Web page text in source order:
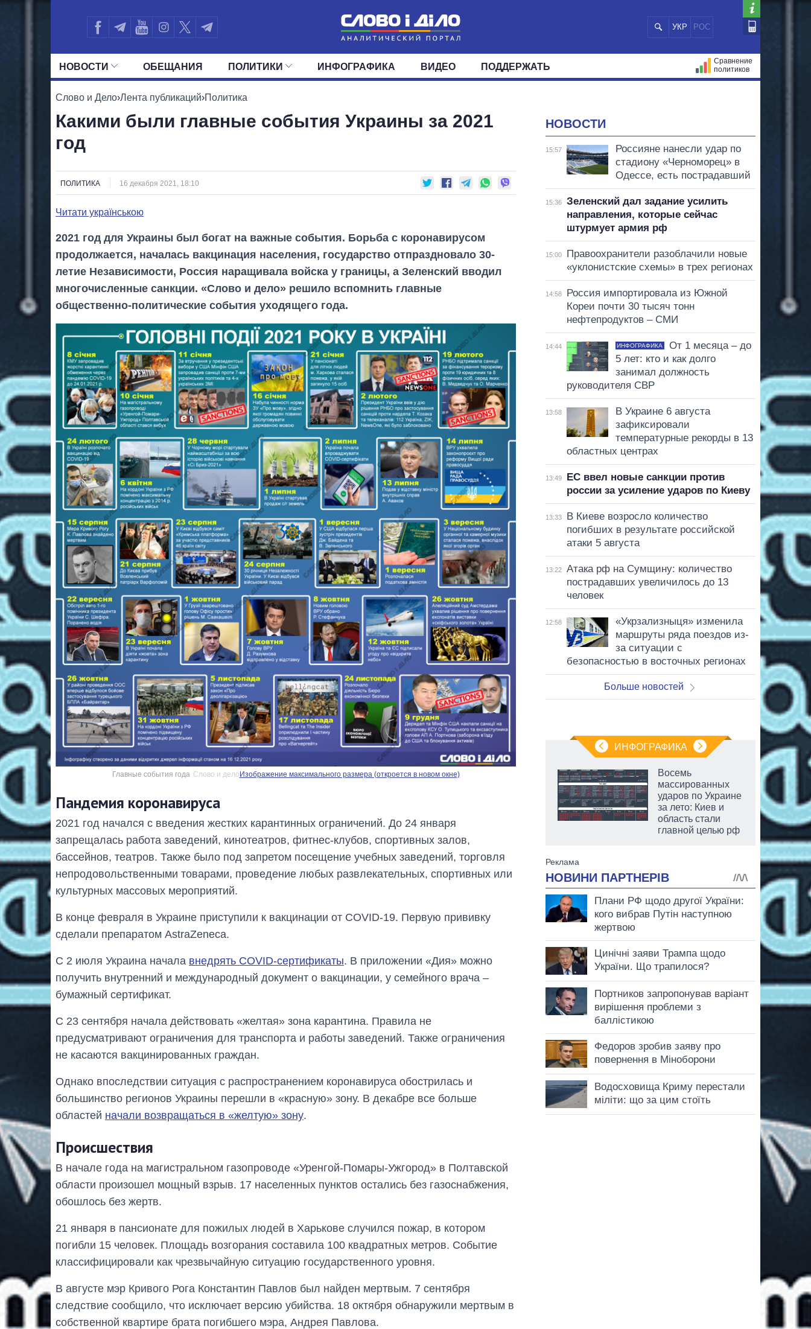
УКР РОС
НОВОСТИ
ПОЛИТИКА ЭКОНОМИКА ОБЩЕСТВО МИР
ОБЕЩАНИЯ ПОЛИТИКИ
ВСЕ ПОЛИТИКИ ПРЕЗИДЕНТ И ОФИС
ДЕПУТАТЫ КОМИТЕТЫ ФРАКЦИИ ОКРУГА
ИНФОГРАФИКА ВИДЕО ПОДДЕРЖАТЬ
Сравнение
политиков
Слово и Дело›Лента публикаций›Политика
Какими были главные события Украины за 2021
год
ПОЛИТИКА 16 декабря 2021, 18:10
Читати українською
2021 год для Украины был богат на важные события. Борьба с коронавирусом
продолжается, началась вакцинация населения, государство отпраздновало 30-
летие Независимости, Россия наращивала войска у границы, а Зеленский вводил
многочисленные санкции. «Слово и дело» решило вспомнить главные
общественно-политические события уходящего года.
Главные события года Слово и дело Изображение максимального размера (откроется в новом окне)
Пандемия коронавируса
2021 год начался с введения жестких карантинных ограничений. До 24 января
запрещалась работа заведений, кинотеатров, фитнес-клубов, спортивных залов,
бассейнов, театров. Также было под запретом посещение учебных заведений, торговля
непродовольственными товарами, проведение любых развлекательных, спортивных или
культурных массовых мероприятий.
В конце февраля в Украине приступили к вакцинации от COVID-19. Первую прививку
сделали препаратом AstraZeneca.
С 2 июля Украина начала внедрять COVID-сертификаты. В приложении «Дия» можно
получить внутренний и международный документ о вакцинации, у семейного врача ‒
бумажный сертификат.
С 23 сентября начала действовать «желтая» зона карантина. Правила не
предусматривают ограничения для транспорта и работы заведений. Также ограничения
не касаются вакцинированных граждан.
Однако впоследствии ситуация с распространением коронавируса обострилась и
большинство регионов Украины перешли в «красную» зону. В декабре все больше
областей начали возвращаться в «желтую» зону.
Происшествия
В начале года на магистральном газопроводе «Уренгой-Помары-Ужгород» в Полтавской
области произошел мощный взрыв. 17 населенных пунктов остались без газоснабжения,
обошлось без жертв.
21 января в пансионате для пожилых людей в Харькове случился пожар, в котором
погибли 15 человек. Площадь возгорания составила 100 квадратных метров. Событие
классифицировали как чрезвычайную ситуацию государственного уровня.
В августе мэр Кривого Рога Константин Павлов был найден мертвым. 7 сентября
следствие сообщило, что исключает версию убийства. 18 октября обнаружили мертвым в
собственной квартире брата погибшего мэра, Андрея Павлова.
НОВОСТИ
15:57
Россияне нанесли удар по
стадиону «Черноморец» в
Одессе, есть пострадавший
15:36
Зеленский дал задание усилить
направления, которые сейчас
штурмует армия рф
15:00
Правоохранители разоблачили новые
«уклонистские схемы» в трех регионах
14:58
Россия импортировала из Южной
Кореи почти 30 тысяч тонн
нефтепродуктов – СМИ
14:44 ИНФОГРАФИКА
От 1 месяца – до
5 лет: кто и как долго
занимал должность
руководителя СВР
13:58
В Украине 6 августа
зафиксировали
температурные рекорды в 13
областных центрах
13:49
ЕС ввел новые санкции против
россии за усиление ударов по Киеву
13:33
В Киеве возросло количество
погибших в результате российской
атаки 5 августа
13:22
Атака рф на Сумщину: количество
пострадавших увеличилось до 13
человек
12:58
«Укрзализныця» изменила
маршруты ряда поездов из-
за ситуации с
безопасностью в восточных регионах
Больше новостей
ИНФОГРАФИКА
От 1 месяца – до 5
руководителя СВР
Восемь
массированных
ударов по Украине
за лето: Киев и
область стали
главной целью рф